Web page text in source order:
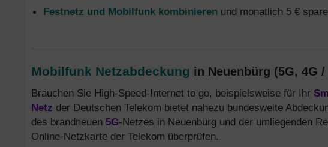
Festnetz und Mobilfunk kombinieren und monatlich 5 €
Mobilfunk Netzabdeckung in Neuenbürg (5G, 4G /
Brauchen Sie High-Speed-Internet to go, beispielsweise für Ihr
Netz der Deutschen Telekom bietet nahezu bundesweite
des brandneuen 5G-Netzes in Neuenbürg und der umliegenden
Online-Netzkarte der Telekom überprüfen.